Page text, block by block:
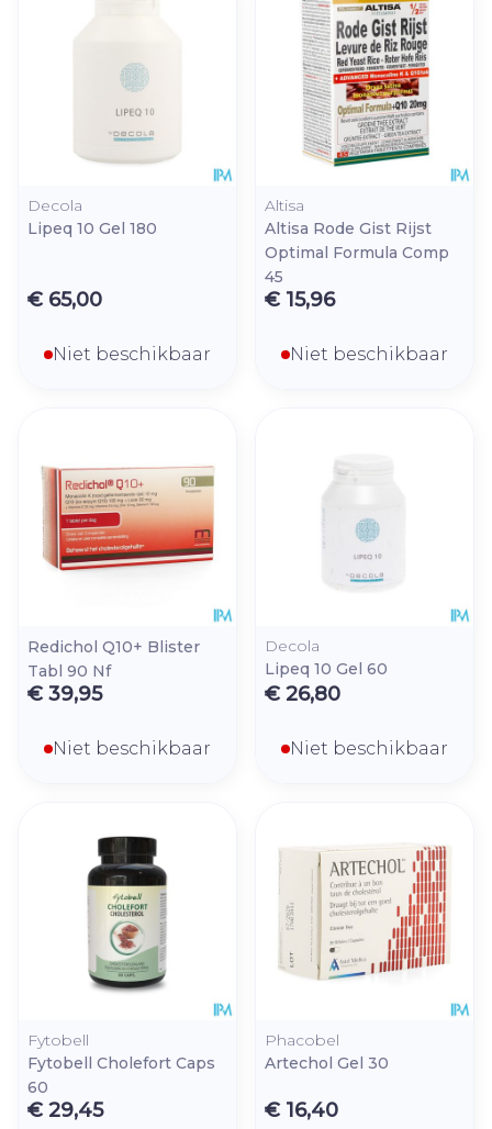
Decola
Lipeq 10 Gel 180
€ 65,00
Niet beschikbaar
Altisa
Altisa Rode Gist Rijst
Optimal Formula Comp
45
€ 15,96
Niet beschikbaar
Redichol Q10+ Blister
Tabl 90 Nf
€ 39,95
Niet beschikbaar
Decola
Lipeq 10 Gel 60
€ 26,80
Niet beschikbaar
Fytobell
Fytobell Cholefort Caps
60
€ 29,45
Phacobel
Artechol Gel 30
€ 16,40